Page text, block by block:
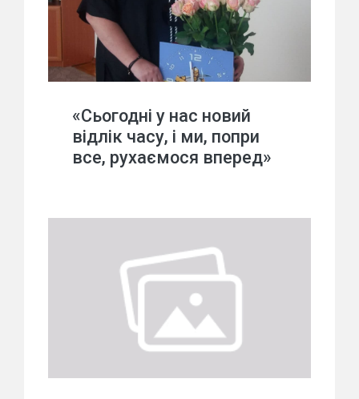
«Сьогодні у нас новий
відлік часу, і ми, попри
все, рухаємося вперед»